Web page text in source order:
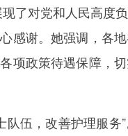
了对党和人民高度
感谢。她强调，各
项政策待遇保障，切
伍，改善护理服务